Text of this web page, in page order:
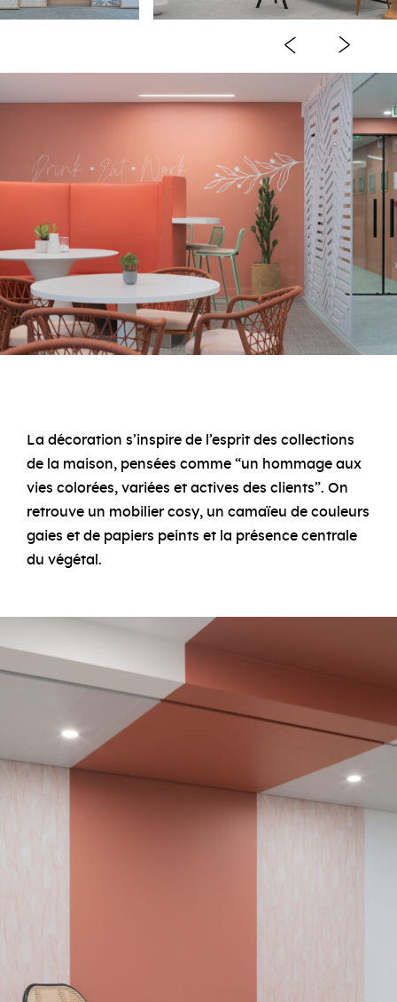
La décoration s’inspire de l’esprit des collections
de la maison, pensées comme “un hommage aux
vies colorées, variées et actives des clients”. On
retrouve un mobilier cosy, un camaïeu de couleurs
gaies et de papiers peints et la présence centrale
du végétal.